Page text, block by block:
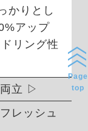
かりとし
アップ
リング性
立
レッシュ
Page
top